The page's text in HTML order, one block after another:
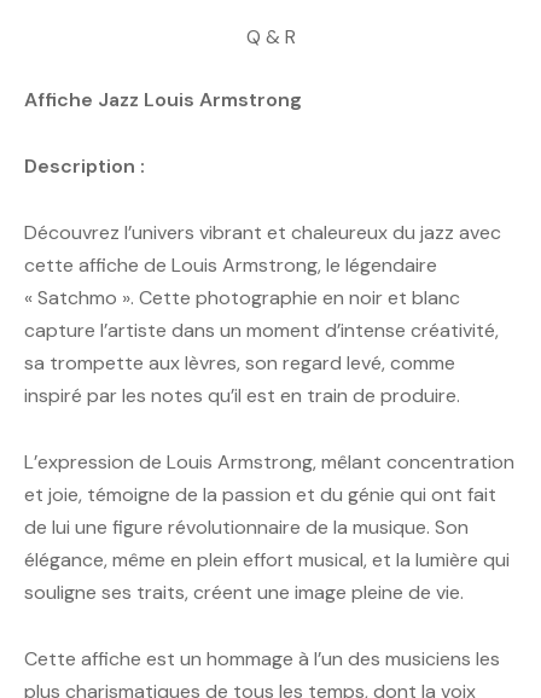
Q & R
Affiche Jazz Louis Armstrong
Description :
Découvrez l’univers vibrant et chaleureux du jazz avec
cette affiche de Louis Armstrong, le légendaire
« Satchmo ». Cette photographie en noir et blanc
capture l’artiste dans un moment d’intense créativité,
sa trompette aux lèvres, son regard levé, comme
inspiré par les notes qu’il est en train de produire.
L’expression de Louis Armstrong, mêlant concentration
et joie, témoigne de la passion et du génie qui ont fait
de lui une figure révolutionnaire de la musique. Son
élégance, même en plein effort musical, et la lumière qui
souligne ses traits, créent une image pleine de vie.
Cette affiche est un hommage à l’un des musiciens les
plus charismatiques de tous les temps, dont la voix